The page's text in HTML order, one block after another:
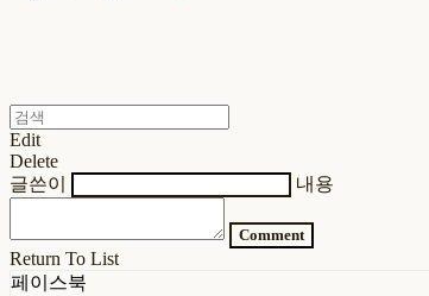
Edit
Delete
글쓴이
내용
Comment
Return To List
페이스북